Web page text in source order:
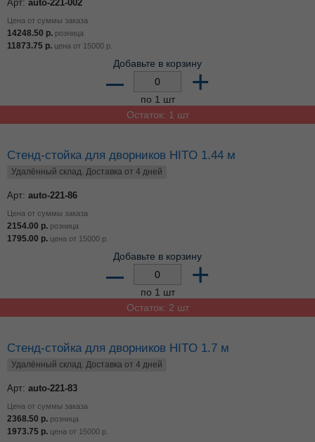
Арт: auto-221-002
Цена от суммы заказа
14248.50 р. розница
11873.75 р. цена от 15000 р.
Добавьте в корзину
– +
по 1 шт
Остаток: 1 шт
Стенд-стойка для дворников HITO 1.44 м
Удалённый склад. Доставка от 4 дней
Арт: auto-221-86
Цена от суммы заказа
2154.00 р. розница
1795.00 р. цена от 15000 р.
Добавьте в корзину
– +
по 1 шт
Остаток: 2 шт
Стенд-стойка для дворников HITO 1.7 м
Удалённый склад. Доставка от 4 дней
Арт: auto-221-83
Цена от суммы заказа
2368.50 р. розница
1973.75 р. цена от 15000 р.